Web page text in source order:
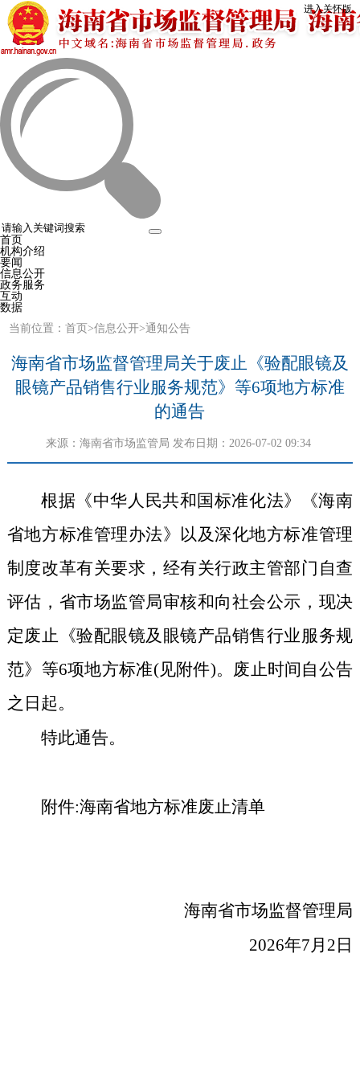
进入关怀版
首页
机构介绍
要闻
信息公开
政务服务
互动
数据
当前位置：首页>信息公开>通知公告
海南省市场监督管理局关于废止《验配眼镜及
眼镜产品销售行业服务规范》等6项地方标准
的通告
来源： 海南省市场监管局 发布日期：2026-07-02 09:34
根据《中华人民共和国标准化法》《海南
省地方标准管理办法》以及深化地方标准管理
制度改革有关要求，经有关行政主管部门自查
评估，省市场监管局审核和向社会公示，现决
定废止《验配眼镜及眼镜产品销售行业服务规
范》等6项地方标准(见附件)。废止时间自公告
之日起。
特此通告。
附件:海南省地方标准废止清单
海南省市场监督管理局
2026年7月2日